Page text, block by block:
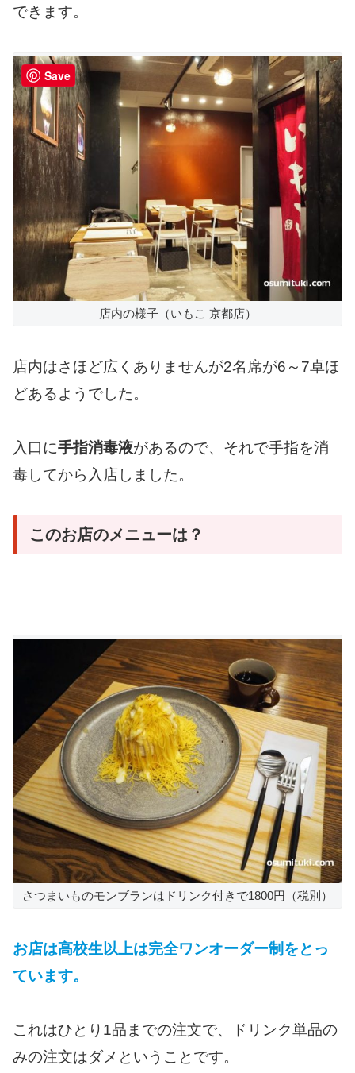
できます。
店内の様子（いもこ 京都店）
店内はさほど広くありませんが2名席が6～7卓ほ
どあるようでした。
入口に手指消毒液があるので、それで手指を消
毒してから入店しました。
このお店のメニューは？
さつまいものモンブランはドリンク付きで1800円（税別）
お店は高校生以上は完全ワンオーダー制をとっ
ています。
これはひとり1品までの注文で、ドリンク単品の
みの注文はダメということです。
Save